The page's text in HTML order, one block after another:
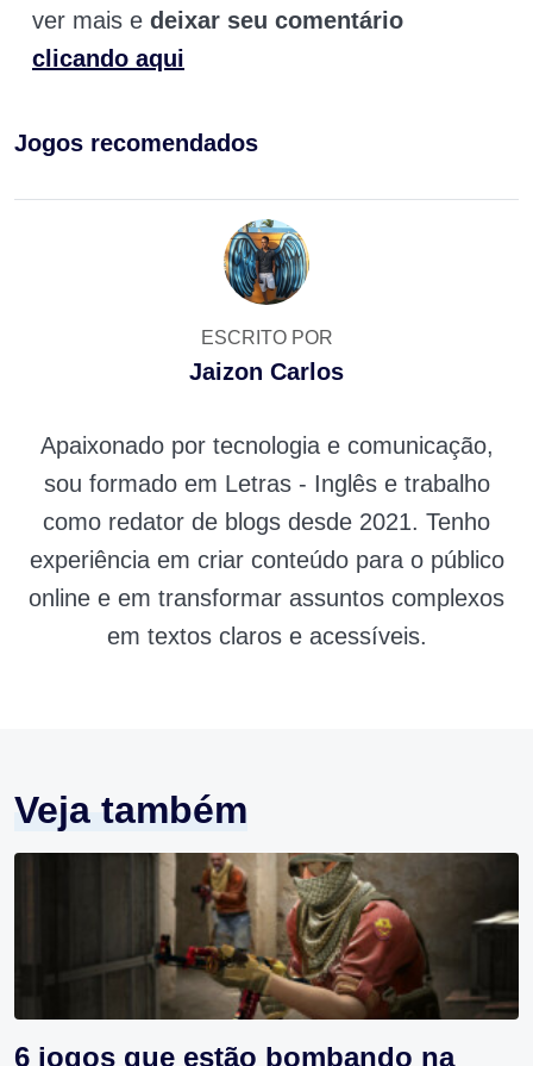
ver mais e deixar seu comentário
clicando aqui
Jogos recomendados
ESCRITO POR
Jaizon Carlos
Apaixonado por tecnologia e comunicação,
sou formado em Letras - Inglês e trabalho
como redator de blogs desde 2021. Tenho
experiência em criar conteúdo para o público
online e em transformar assuntos complexos
em textos claros e acessíveis.
Veja também
6 jogos que estão bombando na